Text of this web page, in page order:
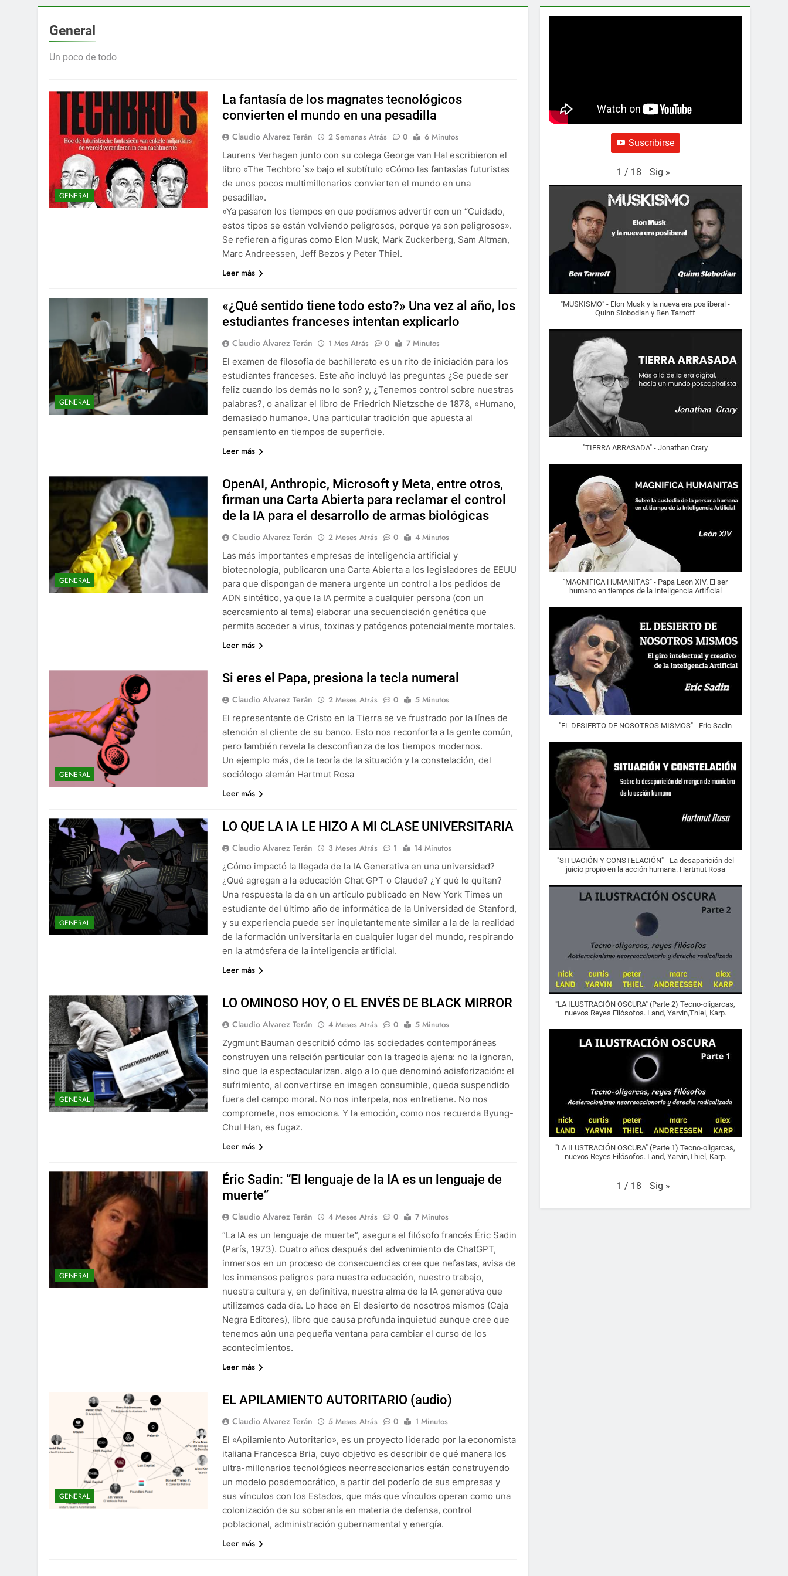
General
Un poco de todo
GENERAL
La fantasía de los magnates tecnológicos
convierten el mundo en una pesadilla
Claudio Alvarez Terán 2 Semanas Atrás 0
6 Minutos
Laurens Verhagen junto con su colega George van Hal escribieron el
libro «The Techbro´s» bajo el subtítulo «Cómo las fantasías futuristas
de unos pocos multimillonarios convierten el mundo en una
pesadilla».
«Ya pasaron los tiempos en que podíamos advertir con un “Cuidado,
estos tipos se están volviendo peligrosos, porque ya son peligrosos».
Se refieren a figuras como Elon Musk, Mark Zuckerberg, Sam Altman,
Marc Andreessen, Jeff Bezos y Peter Thiel.
Leer más
GENERAL
«¿Qué sentido tiene todo esto?» Una vez al año, los
estudiantes franceses intentan explicarlo
Claudio Alvarez Terán 1 Mes Atrás 0
7 Minutos
El examen de filosofía de bachillerato es un rito de iniciación para los
estudiantes franceses. Este año incluyó las preguntas ¿Se puede ser
feliz cuando los demás no lo son? y, ¿Tenemos control sobre nuestras
palabras?, o analizar el libro de Friedrich Nietzsche de 1878, «Humano,
demasiado humano». Una particular tradición que apuesta al
pensamiento en tiempos de superficie.
Leer más
GENERAL
OpenAI, Anthropic, Microsoft y Meta, entre otros,
firman una Carta Abierta para reclamar el control
de la IA para el desarrollo de armas biológicas
Claudio Alvarez Terán 2 Meses Atrás 0
4 Minutos
Las más importantes empresas de inteligencia artificial y
biotecnología, publicaron una Carta Abierta a los legisladores de EEUU
para que dispongan de manera urgente un control a los pedidos de
ADN sintético, ya que la IA permite a cualquier persona (con un
acercamiento al tema) elaborar una secuenciación genética que
permita acceder a virus, toxinas y patógenos potencialmente mortales.
Leer más
GENERAL
Si eres el Papa, presiona la tecla numeral
Claudio Alvarez Terán 2 Meses Atrás 0
5 Minutos
El representante de Cristo en la Tierra se ve frustrado por la línea de
atención al cliente de su banco. Esto nos reconforta a la gente común,
pero también revela la desconfianza de los tiempos modernos.
Un ejemplo más, de la teoría de la situación y la constelación, del
sociólogo alemán Hartmut Rosa
Leer más
GENERAL
LO QUE LA IA LE HIZO A MI CLASE UNIVERSITARIA
Claudio Alvarez Terán 3 Meses Atrás 1
14 Minutos
¿Cómo impactó la llegada de la IA Generativa en una universidad?
¿Qué agregan a la educación Chat GPT o Claude? ¿Y qué le quitan?
Una respuesta la da en un artículo publicado en New York Times un
estudiante del último año de informática de la Universidad de Stanford,
y su experiencia puede ser inquietantemente similar a la de la realidad
de la formación universitaria en cualquier lugar del mundo, respirando
en la atmósfera de la inteligencia artificial.
Leer más
GENERAL
LO OMINOSO HOY, O EL ENVÉS DE BLACK MIRROR
Claudio Alvarez Terán 4 Meses Atrás 0
5 Minutos
Zygmunt Bauman describió cómo las sociedades contemporáneas
construyen una relación particular con la tragedia ajena: no la ignoran,
sino que la espectacularizan. algo a lo que denominó adiaforización: el
sufrimiento, al convertirse en imagen consumible, queda suspendido
fuera del campo moral. No nos interpela, nos entretiene. No nos
compromete, nos emociona. Y la emoción, como nos recuerda Byung-
Chul Han, es fugaz.
Leer más
GENERAL
Éric Sadin: “El lenguaje de la IA es un lenguaje de
muerte”
Claudio Alvarez Terán 4 Meses Atrás 0
7 Minutos
“La IA es un lenguaje de muerte”, asegura el filósofo francés Éric Sadin
(París, 1973). Cuatro años después del advenimiento de ChatGPT,
inmersos en un proceso de consecuencias cree que nefastas, avisa de
los inmensos peligros para nuestra educación, nuestro trabajo,
nuestra cultura y, en definitiva, nuestra alma de la IA generativa que
utilizamos cada día. Lo hace en El desierto de nosotros mismos (Caja
Negra Editores), libro que causa profunda inquietud aunque cree que
tenemos aún una pequeña ventana para cambiar el curso de los
acontecimientos.
Leer más
GENERAL
EL APILAMIENTO AUTORITARIO (audio)
Claudio Alvarez Terán 5 Meses Atrás 0
1 Minutos
El «Apilamiento Autoritario», es un proyecto liderado por la economista
italiana Francesca Bria, cuyo objetivo es describir de qué manera los
ultra-millonarios tecnológicos neorreaccionarios están construyendo
un modelo posdemocrático, a partir del poderío de sus empresas y
sus vínculos con los Estados, que más que vínculos operan como una
colonización de su soberanía en materia de defensa, control
poblacional, administración gubernamental y energía.
Leer más
Suscribirse
1 / 18 Sig »
"MUSKISMO" - Elon Musk y la nueva era posliberal -
Quinn Slobodian y Ben Tarnoff
"TIERRA ARRASADA" - Jonathan Crary
"MAGNIFICA HUMANITAS" - Papa Leon XIV. El ser
humano en tiempos de la Inteligencia Artificial
"EL DESIERTO DE NOSOTROS MISMOS" - Eric Sadin
"SITUACIÓN Y CONSTELACIÓN" - La desaparición del
juicio propio en la acción humana. Hartmut Rosa
"LA ILUSTRACIÓN OSCURA" (Parte 2) Tecno-oligarcas,
nuevos Reyes Filósofos. Land, Yarvin,Thiel, Karp.
"LA ILUSTRACIÓN OSCURA" (Parte 1) Tecno-oligarcas,
nuevos Reyes Filósofos. Land, Yarvin,Thiel, Karp.
1 / 18 Sig »